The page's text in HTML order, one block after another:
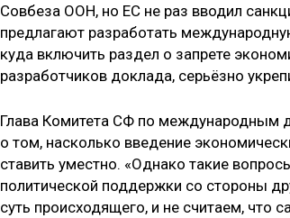
Совбеза ООН, но ЕС не раз вводил
предлагают разработать
куда включить раздел о запрете
разработчиков доклада, серьёзно
Глава Комитета СФ по международным
о том, насколько введение
ставить уместно. «Однако такие
политической поддержки со стороны
суть происходящего, и не считаем, что